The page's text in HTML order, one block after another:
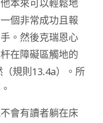
本來可以輕鬆地
個非常成功且報
。然後克瑞恩心
在障礙區觸地的
規則13.4a）。所
會有讀者躺在床